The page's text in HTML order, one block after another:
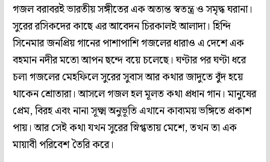
গজল বরাবরই ভারতীয় সঙ্গীতের এক অত্যন্ত স্বতন্ত্র ও সমৃদ্ধ ঘরানা।
সুরের রসিকদের কাছে এর আবেদন চিরকালই আলাদা। হিন্দি
সিনেমার জনপ্রিয় গানের পাশাপাশি গজলের ধারাও এ দেশে এক
বহমান নদীর মতো আপন ছন্দে বয়ে চলেছে। ঘণ্টার পর ঘণ্টা ধরে
চলা গজলের মেহফিলে সুরের সুবাস আর কথার জাদুতে বুঁদ হয়ে
থাকেন শ্রোতারা। আসলে গজল হল মূলত কথা প্রধান গান। মানুষের
প্রেম, বিরহ এবং নানা সূক্ষ্ম অনুভূতি এখানে কাব্যময় ভঙ্গিতে প্রকাশ
পায়। আর সেই কথা যখন সুরের স্নিগ্ধতায় মেশে, তখন তা এক
মায়াবী পরিবেশ তৈরি করে।